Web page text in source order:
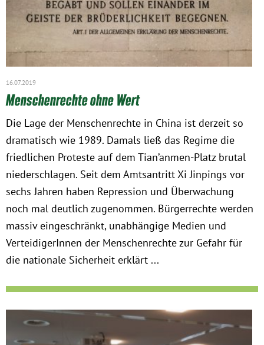
16.07.2019
Menschenrechte ohne Wert
Die Lage der Menschenrechte in China ist derzeit so
dramatisch wie 1989. Damals ließ das Regime die
friedlichen Proteste auf dem Tian’anmen-Platz brutal
niederschlagen. Seit dem Amtsantritt Xi Jinpings vor
sechs Jahren haben Repression und Überwachung
noch mal deutlich zugenommen. Bürgerrechte werden
massiv eingeschränkt, unabhängige Medien und
VerteidigerInnen der Menschenrechte zur Gefahr für
die nationale Sicherheit erklärt ...